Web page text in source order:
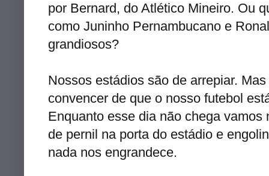
por Bernard, do Atlético Mineiro. Ou
como Juninho Pernambucano e
grandiosos?
Nossos estádios são de arrepiar.
convencer de que o nosso futebol
Enquanto esse dia não chega
de pernil na porta do estádio e
nada nos engrandece.